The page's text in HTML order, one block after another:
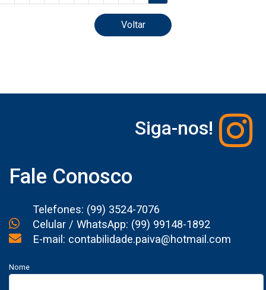
Voltar
Siga-nos!
Fale Conosco
Telefones: (99) 3524-7076
Celular / WhatsApp: (99) 99148-1892
E-mail: contabilidade.paiva@hotmail.com
Nome